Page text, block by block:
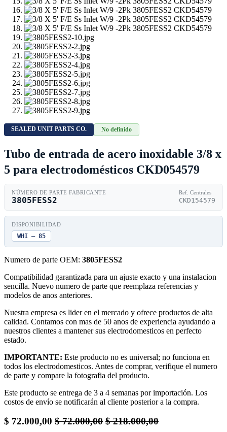
SEALED UNIT PARTS CO. No definido
Tubo de entrada de acero inoxidable 3/8 x
5 para electrodomésticos CKD054579
NÚMERO DE PARTE FABRICANTE
3805FESS2
Ref. Centrales
CKD154579
DISPONIBILIDAD
WHI — 85
Numero de parte OEM: 3805FESS2
Compatibilidad garantizada para un ajuste exacto y una instalacion
sencilla. Nuevo numero de parte que reemplaza referencias y
modelos de anos anteriores.
Nuestra empresa es lider en el mercado y ofrece productos de alta
calidad. Contamos con mas de 50 anos de experiencia ayudando a
nuestros clientes a mantener sus electrodomesticos en perfecto
estado.
IMPORTANTE: Este producto no es universal; no funciona en
todos los electrodomesticos. Antes de comprar, verifique el numero
de parte y compare la fotografia del producto.
Este producto se entrega de 3 a 4 semanas por importación. Los
costos de envío se notificarán al cliente posterior a la compra.
$ 72.000,00 $72.000,00 $218.000,00